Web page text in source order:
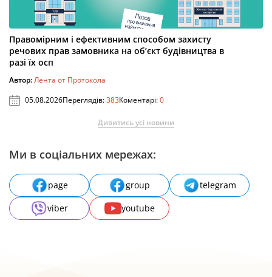
Правомірним і ефективним способом захисту
речових прав замовника на об’єкт будівництва в
разі їх осп
Автор:Лента от Протокола
05.08.2026Переглядів:383Коментарі:0
Дивитись усі новини
Ми в соціальних мережах:
page group
telegram
viber
youtube